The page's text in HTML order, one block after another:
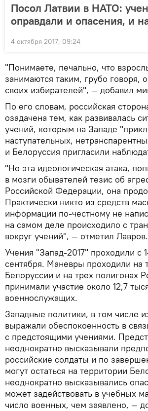
Посол Латвии в НАТО:
оправдали и опасения, и
4 октября 2017, 09:24
"Понимаете, печально, что
занимаются таким, грубо говоря,
своих избирателей", — добавил
По его словам, российская
озадачена тем, как развивалась
учений, которым на Западе
наступательных,
и Белоруссия пригласили
"Но эта идеологическая атака,
в мозги обывателей тезис об
Российской Федерации, она
Практически никто из средств
информации по-честному не
на самом деле происходило с
вокруг учений", — отметил Лавров.
Учения "Запад-2017" проходили с
сентября. Маневры проходили на
Белоруссии и на трех полигонах
принимали участие около 12,7
военнослужащих.
Западные политики, в том числе
выражали обеспокоенность в
с предстоящими учениями.
неоднократно высказывали
российские солдаты и по
могут остаться на территории
неоднократно высказывались
может задействовать в учебных
число военных, чем заявлено, —